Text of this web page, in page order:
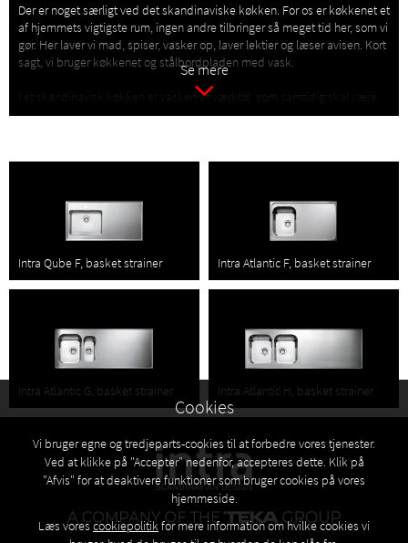
Søg:
Der er noget særligt ved det skandinaviske køkken. For os er køkkenet et
af hjemmets vigtigste rum, ingen andre tilbringer så meget tid her, som vi
gør. Her laver vi mad, spiser, vasker op, laver lektier og læser avisen. Kort
sagt, vi bruger køkkenet og stålbordpladen med vask.
I et skandinavisk køkken er vasken et værktøj, som samtidig skal være
en smuk del af interiøret. Dette er baggrunden for, hvordan Intra arbejder
Se vores stålbord brochure her >>
Download PDF
til hverdagen
Se mere
Intra Qube F, basket strainer Intra Atlantic F, basket strainer
Intra Atlantic G, basket strainer Intra Atlantic H, basket strainer
Cookies
Vi bruger egne og tredjeparts-cookies til at forbedre vores tjenester.
Ved at klikke på "Accepter" nedenfor, accepteres dette. Klik på
"Afvis" for at deaktivere funktioner som bruger cookies på vores
hjemmeside.
Læs vorescookiepolitik for mere information om hvilke cookies vi